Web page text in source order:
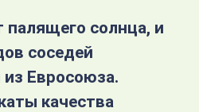
палящего солнца, и
соседей
из Евросоюза.
качества